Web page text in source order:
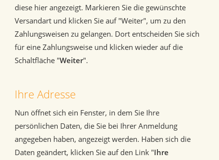
diese hier angezeigt. Markieren Sie die gewünschte
Versandart und klicken Sie auf "Weiter", um zu den
Zahlungsweisen zu gelangen. Dort entscheiden Sie sich
für eine Zahlungsweise und klicken wieder auf die
Schaltfläche "Weiter".
Ihre Adresse
Nun öffnet sich ein Fenster, in dem Sie Ihre
persönlichen Daten, die Sie bei Ihrer Anmeldung
angegeben haben, angezeigt werden. Haben sich die
Daten geändert, klicken Sie auf den Link "Ihre